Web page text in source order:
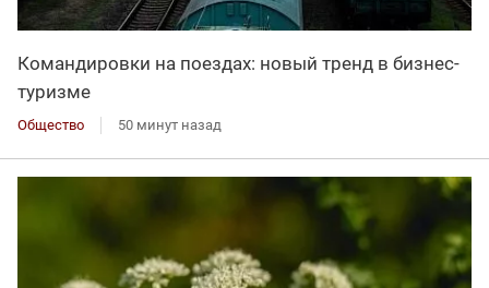
Командировки на поездах: новый тренд в бизнес-
туризме
Общество 50 минут назад